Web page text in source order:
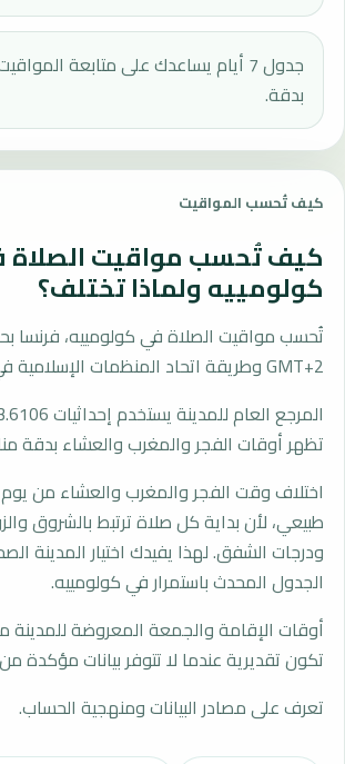
جدول 7 أيام يساعدك على متابعة
بدقة.
كيف تُحسب المواقيت
كيف تُحسب مواقيت الصلاة
كولومييه ولماذا تختلف؟
تُحسب مواقيت الصلاة في كولومييه، فرنسا
GMT+2 وطريقة اتحاد المنظمات الإسلامية في فرنسا.
تظهر أوقات الفجر والمغرب والعشاء بدقة
اختلاف وقت الفجر والمغرب والعشاء من يوم
طبيعي، لأن بداية كل صلاة ترتبط بالشروق
ودرجات الشفق. لهذا يفيدك اختيار المدينة
الجدول المحدث باستمرار في كولومييه.
أوقات الإقامة والجمعة المعروضة للمدينة
تكون تقديرية عندما لا تتوفر بيانات
تعرف على مصادر البيانات ومنهجية الحساب.